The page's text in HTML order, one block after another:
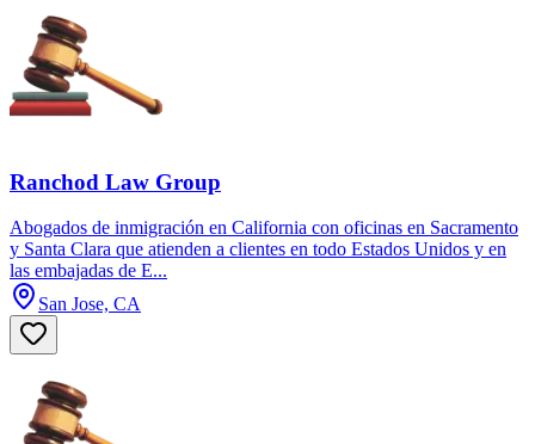
Ranchod Law Group
Abogados de inmigración en California con oficinas en Sacramento
y Santa Clara que atienden a clientes en todo Estados Unidos y en
las embajadas de E...
San Jose, CA